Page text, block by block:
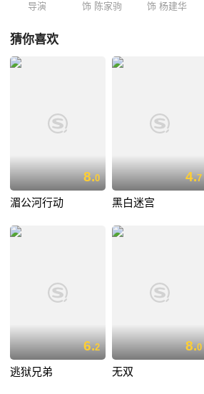
导演 饰 陈家驹 饰 杨建华
猜你喜欢
8.0
湄公河行动
4.7
黑白迷宫
6.2
逃狱兄弟
8.0
无双